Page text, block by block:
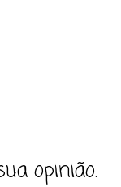
opinião.